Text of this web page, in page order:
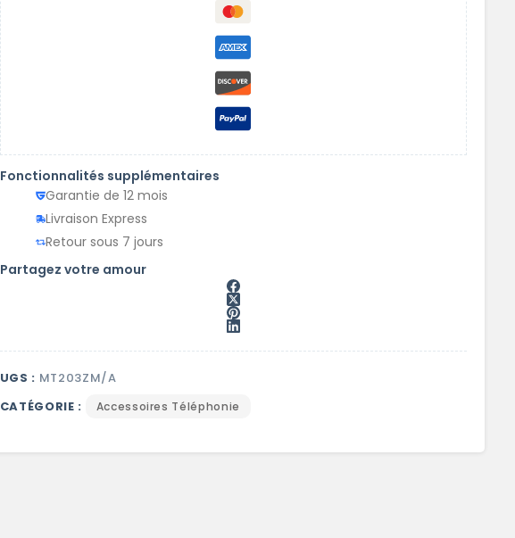
Fonctionnalités supplémentaires
Garantie de 12 mois
Livraison Express
Retour sous 7 jours
Partagez votre amour
UGS : MT203ZM/A
CATÉGORIE :
Accessoires Téléphonie